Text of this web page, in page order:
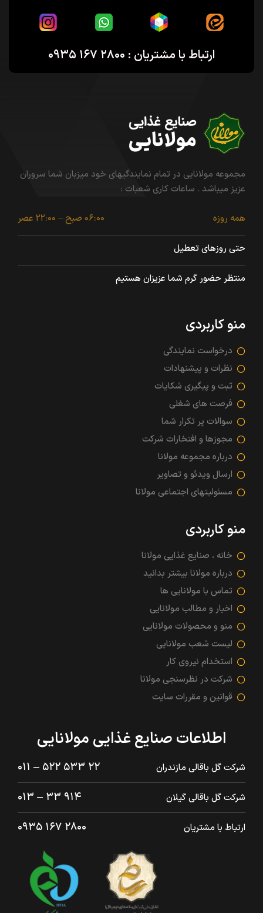
ارتباط با مشتریان : ۲۸۰۰ ۱۶۷ ۰۹۳۵
مجموعه مولانایی در تمام نمایندگیهای خود میزبان شما سروران
عزیز میباشد . ساعات کاری شعبات :
همه روزه ۰۶:۰۰ صبح – ۲۲:۰۰ عصر
حتی روزهای تعطیل
منتظر حضور گرم شما عزیزان هستیم
منو کاربردی
درخواست نمایندگی
نظرات و پیشنهادات
ثبت و پیگیری شکایات
فرصت های شغلی
سوالات پر تکرار شما
مجوزها و افتخارات شرکت
درباره مجموعه مولانا
ارسال ویدئو و تصاویر
مسئولیتهای اجتماعی مولانا
منو کاربردی
خانه ، صنایع غذایی مولانا
درباره مولانا بیشتر بدانید
تماس با مولانایی ها
اخبار و مطالب مولانایی
منو و محصولات مولانایی
لیست شعب مولانایی
استخدام نیروی کار
شرکت در نظرسنجی مولانا
قوانین و مقررات سایت
اطلاعات صنایع غذایی مولانایی
شرکت گل باقالی مازندران ۲۲ ۵۳۳ ۵۲۲ – ۰۱۱
شرکت گل باقالی گیلان ۹۱۴ ۳۳ – ۰۱۳
ارتباط با مشتریان ۲۸۰۰ ۱۶۷ ۰۹۳۵